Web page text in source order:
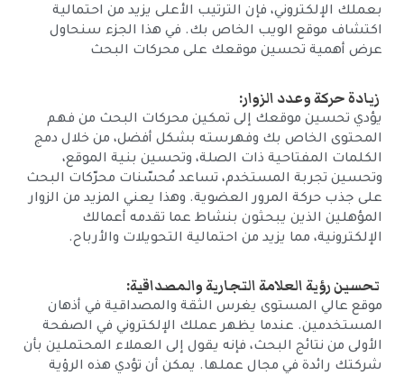
بعملك الإلكتروني، فإن الترتيب الأعلى يزيد من احتمالية
اكتشاف موقع الويب الخاص بك. في هذا الجزء سنحاول
عرض أهمية تحسين موقعك على محركات البحث
زيادة حركة وعدد الزوار:
يؤدي تحسين موقعك إلى تمكين محركات البحث من فهم
المحتوى الخاص بك وفهرسته بشكل أفضل، من خلال دمج
الكلمات المفتاحية ذات الصلة، وتحسين بنية الموقع،
وتحسين تجربة المستخدم، تساعد مُحسّنات محرّكات البحث
على جذب حركة المرور العضوية. وهذا يعني المزيد من الزوار
المؤهلين الذين يبحثون بنشاط عما تقدمه أعمالك
الإلكترونية، مما يزيد من احتمالية التحويلات والأرباح.
تحسين رؤية العلامة التجارية والمصداقية:
موقع عالي المستوى يغرس الثقة والمصداقية في أذهان
المستخدمين. عندما يظهر عملك الإلكتروني في الصفحة
الأولى من نتائج البحث، فإنه يقول إلى العملاء المحتملين بأن
شركتك رائدة في مجال عملها. يمكن أن تؤدي هذه الرؤية